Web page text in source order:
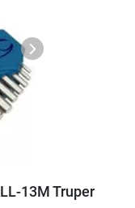
13M Truper